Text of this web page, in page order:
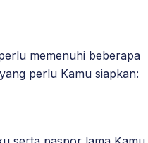
memenuhi beberapa
perlu Kamu siapkan: